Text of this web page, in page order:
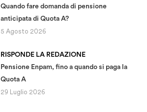
Quando fare domanda di pensione
anticipata di Quota A?
5 Agosto 2026
RISPONDE LA REDAZIONE
Pensione Enpam, fino a quando si paga la
Quota A
29 Luglio 2026